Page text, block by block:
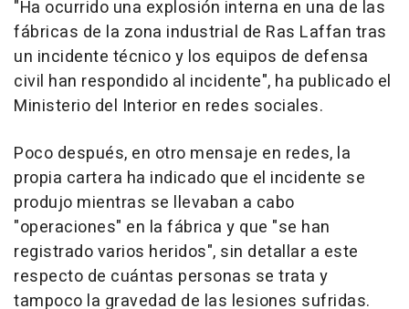
"Ha ocurrido una explosión interna en una de las
fábricas de la zona industrial de Ras Laffan tras
un incidente técnico y los equipos de defensa
civil han respondido al incidente", ha publicado el
Ministerio del Interior en redes sociales.
Poco después, en otro mensaje en redes, la
propia cartera ha indicado que el incidente se
produjo mientras se llevaban a cabo
"operaciones" en la fábrica y que "se han
registrado varios heridos", sin detallar a este
respecto de cuántas personas se trata y
tampoco la gravedad de las lesiones sufridas.